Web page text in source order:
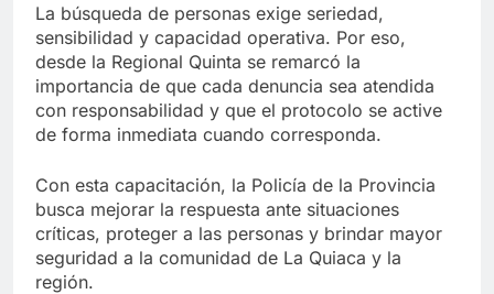
La búsqueda de personas exige seriedad,
sensibilidad y capacidad operativa. Por eso,
desde la Regional Quinta se remarcó la
importancia de que cada denuncia sea atendida
con responsabilidad y que el protocolo se active
de forma inmediata cuando corresponda.
Con esta capacitación, la Policía de la Provincia
busca mejorar la respuesta ante situaciones
críticas, proteger a las personas y brindar mayor
seguridad a la comunidad de La Quiaca y la
región.